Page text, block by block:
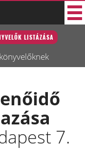
LISTÁZÁSA
7.